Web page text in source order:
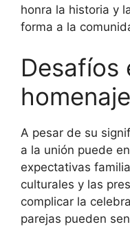
honra la historia y
forma a la
Desafíos
A pesar de su
a la unión puede
expectativas
culturales y las
complicar la
parejas pueden